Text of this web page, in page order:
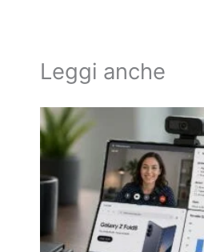
Leggi anche